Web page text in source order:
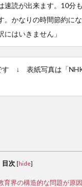
速読が出来ます。10分
。かなりの時間節約に
にはいきません」
す ↓ 表紙写真は「
目次 [hide]
界の構造的な問題が原因